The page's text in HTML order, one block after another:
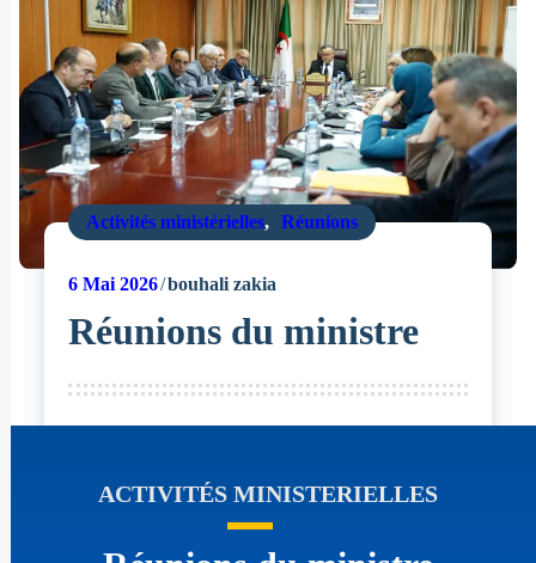
Activités ministérielles, Réunions
6Mai 2026 bouhali zakia
Réunions du ministre
ACTIVITÉS MINISTERIELLES